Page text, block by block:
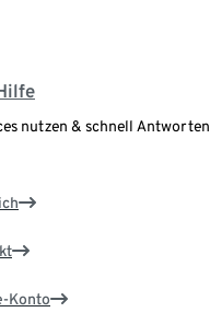
nutzen & schnell Antworten
Konto